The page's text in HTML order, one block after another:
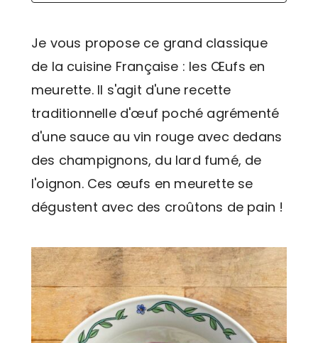
Je vous propose ce grand classique
de la cuisine Française : les Œufs en
meurette. Il s'agit d'une recette
traditionnelle d'œuf poché agrémenté
d'une sauce au vin rouge avec dedans
des champignons, du lard fumé, de
l'oignon. Ces œufs en meurette se
dégustent avec des croûtons de pain !